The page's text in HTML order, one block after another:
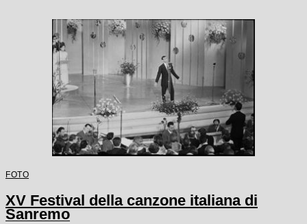
FOTO
XV Festival della canzone italiana di
Sanremo